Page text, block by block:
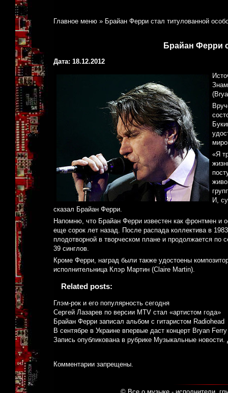
Главное меню » Брайан Ферри стал титулованной
Брайан Ферри
Дата: 18.12.2012
«Я
И,
сказал Брайан Ферри.
Напомню, что Брайан Ферри известен как фронтмен и
еще сорок лет назад. После распада коллектива в
плодотворной в творческом плане и продолжается по
39 синглов.
Кроме Ферри, наград были также удостоены
исполнительница Клэр Мартин (Claire Martin).
Related posts:
Глэм-рок и его популярность сегодня
Сергей Лазарев по версии MTV стал «артистом года»
Брайан Ферри записал альбом с гитаристом Radiohead
В сентябре в Украине впервые даст концерт Bryan Ferry
Запись опубликована в рубрике Музыкальные новости.
Комментарии запрещены.